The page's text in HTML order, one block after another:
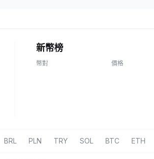
新幣榜
幣對 價格
BRL PLN TRY SOL BTC ETH